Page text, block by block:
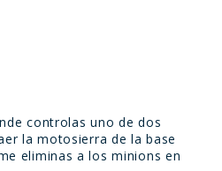
controlas uno de dos
la motosierra de la base
eliminas a los minions en